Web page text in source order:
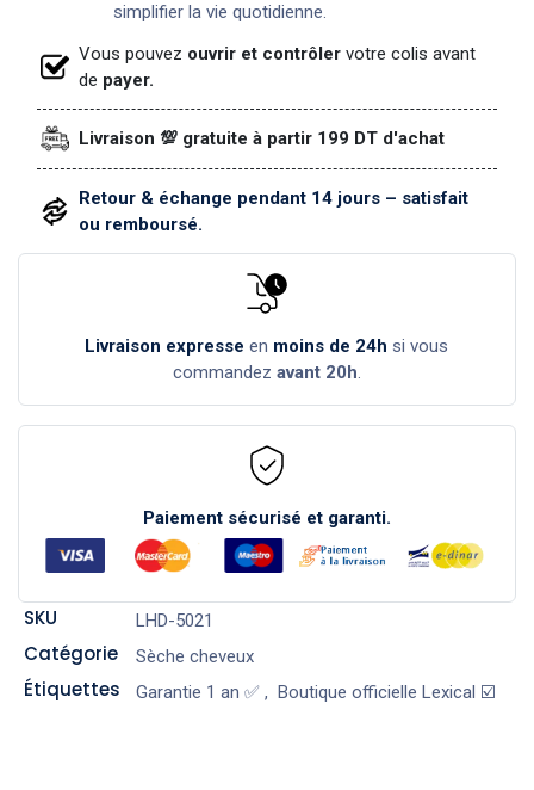
simplifier la vie quotidienne.
Vous pouvez ouvrir et contrôler votre colis avant
de payer.
Livraison 💯 gratuite à partir 199 DT d'achat
Retour & échange pendant 14 jours – satisfait
ou remboursé.
Livraison expresse en moins de 24h si vous
commandez avant 20h.
Paiement sécurisé et garanti.
SKU LHD-5021
Catégorie Sèche cheveux
Étiquettes Garantie 1 an ✅, Boutique officielle Lexical ☑️